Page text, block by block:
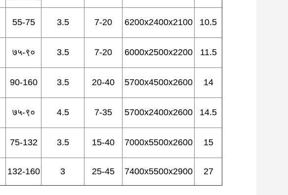
55-75 3.5 7-20 6200x2400x2100 10.5
७५-९० 3.5 7-20 6000x2500x2200 11.5
90-160 3.5 20-40 5700x4500x2600 14
७५-९० 4.5 7-35 5700x2400x2600 14.5
75-132 3.5 15-40 7000x5500x2600 15
132-160 3 25-45 7400x5500x2900 27